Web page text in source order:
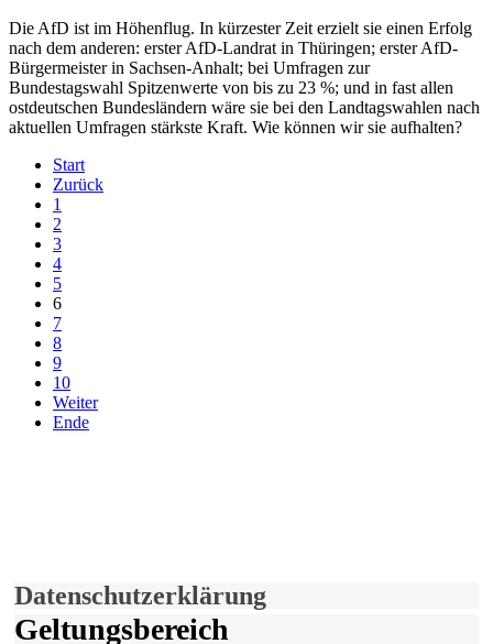
Die AfD ist im Höhenflug. In kürzester Zeit erzielt sie einen Erfolg
nach dem anderen: erster AfD-Landrat in Thüringen; erster AfD-
Bürgermeister in Sachsen-Anhalt; bei Umfragen zur
Bundestagswahl Spitzenwerte von bis zu 23 %; und in fast allen
ostdeutschen Bundesländern wäre sie bei den Landtagswahlen nach
aktuellen Umfragen stärkste Kraft. Wie können wir sie aufhalten?
Start
Zurück
1
2
3
4
5
6
7
8
9
10
Weiter
Ende
Datenschutzerklärung
Geltungsbereich